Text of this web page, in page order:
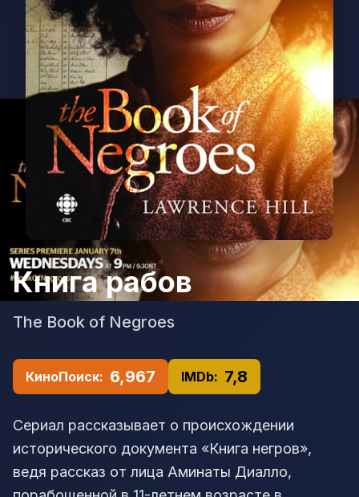
Книга рабов
The Book of Negroes
КиноПоиск: 6,967 IMDb: 7,8
Сериал рассказывает о происхождении
исторического документа «Книга негров»,
ведя рассказ от лица Аминаты Диалло,